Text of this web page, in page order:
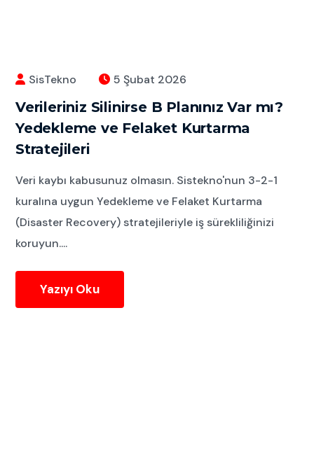
SisTekno 5 Şubat 2026
Verileriniz Silinirse B Planınız Var mı?
Yedekleme ve Felaket Kurtarma
Stratejileri
Veri kaybı kabusunuz olmasın. Sistekno'nun 3-2-1
kuralına uygun Yedekleme ve Felaket Kurtarma
(Disaster Recovery) stratejileriyle iş sürekliliğinizi
koruyun....
Yazıyı Oku